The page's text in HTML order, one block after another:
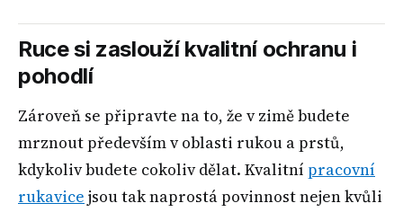
Ruce si zaslouží kvalitní ochranu i
pohodlí
Zároveň se připravte na to, že v zimě budete
mrznout především v oblasti rukou a prstů,
kdykoliv budete cokoliv dělat. Kvalitní pracovní
rukavice jsou tak naprostá povinnost nejen kvůli